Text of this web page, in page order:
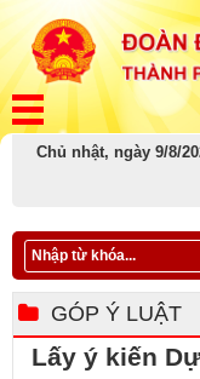
Chủ nhật, ngày 9/8/
GÓP Ý LUẬT
Lấy ý kiến